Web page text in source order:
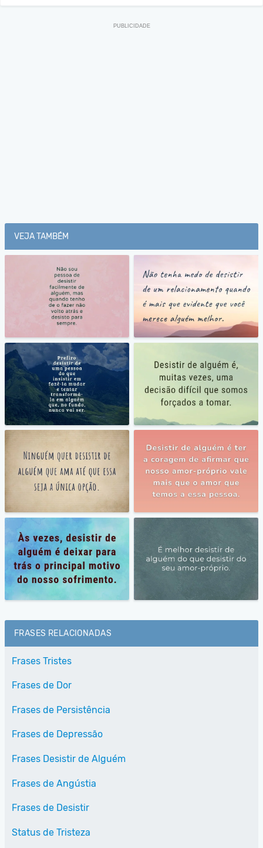
VEJA TAMBÉM
FRASES RELACIONADAS
Frases Tristes
Frases de Dor
Frases de Persistência
Frases de Depressão
Frases Desistir de Alguém
Frases de Angústia
Frases de Desistir
Status de Tristeza